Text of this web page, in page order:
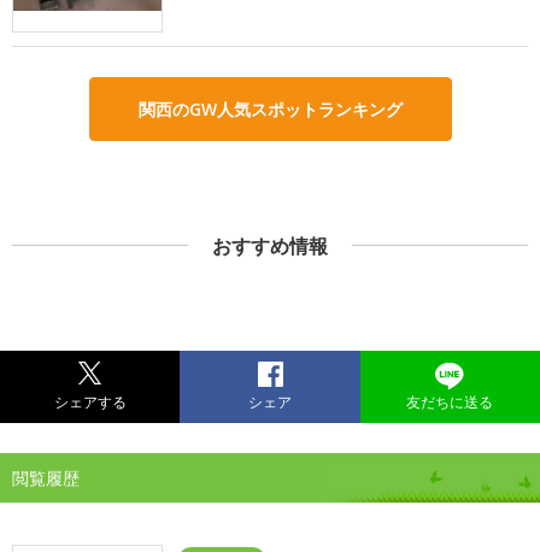
関西のGW人気スポットランキング
おすすめ情報
シェアする シェア 友だちに送る
閲覧履歴